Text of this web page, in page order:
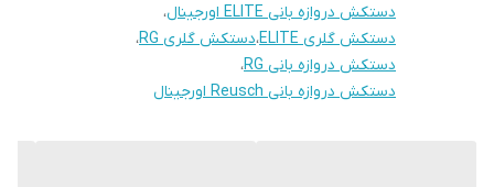
دستکش دروازه بانی ELITE اورجینال
،
دستکش گلری ELITE
،دستکش گلری RG
،
دستکش دروازه بانی RG
،
دستکش دروازه بانی Reusch اورجینال